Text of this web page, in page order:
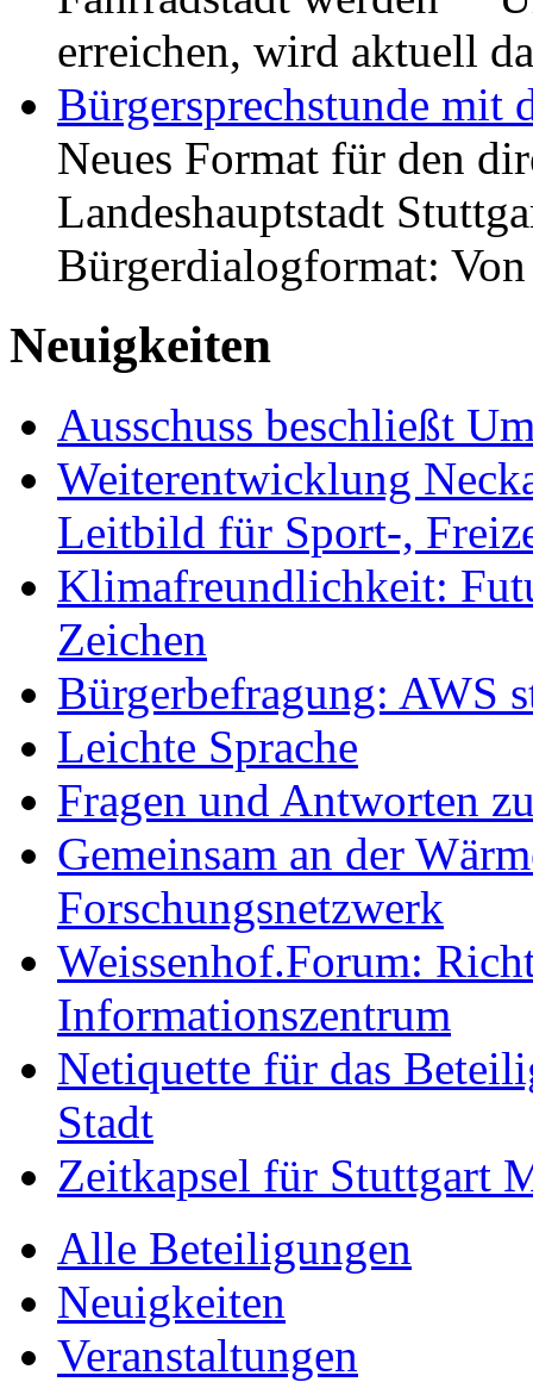
erreichen, wird aktuell
Bürgersprechstunde mit
Neues Format für den
Landeshauptstadt
Bürgerdialogformat:
Neuigkeiten
Ausschuss beschließt
Weiterentwicklung
Leitbild für Sport-,
Klimafreundlichkeit:
Zeichen
Bürgerbefragung: AWS
Leichte Sprache
Fragen und Antworten
Gemeinsam an der
Forschungsnetzwerk
Weissenhof.Forum:
Informationszentrum
Netiquette für das
Stadt
Zeitkapsel für Stuttgart
Alle Beteiligungen
Neuigkeiten
Veranstaltungen